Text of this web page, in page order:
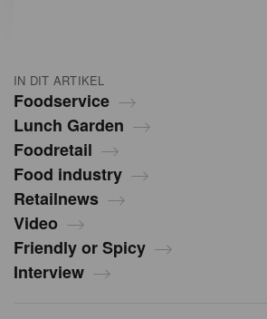
IN DIT ARTIKEL
Foodservice
Lunch Garden
Foodretail
Food industry
Retailnews
Video
Friendly or Spicy
Interview